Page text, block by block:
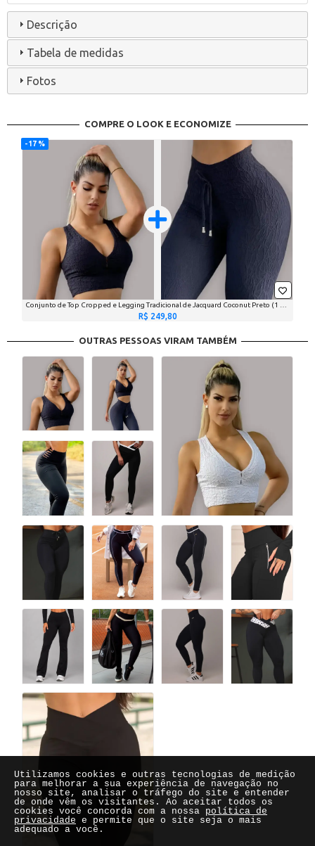
Descrição
Tabela de medidas
Fotos
COMPRE O LOOK E ECONOMIZE
17 %
R$ 249,80
OUTRAS PESSOAS VIRAM TAMBÉM
Utilizamos cookies e outras tecnologias de medição
para melhorar a sua experiência de navegação no
nosso site, analisar o tráfego do site e entender
de onde vêm os visitantes. Ao aceitar todos os
cookies você concorda com a nossa política de
privacidade e permite que o site seja o mais
adequado a você.